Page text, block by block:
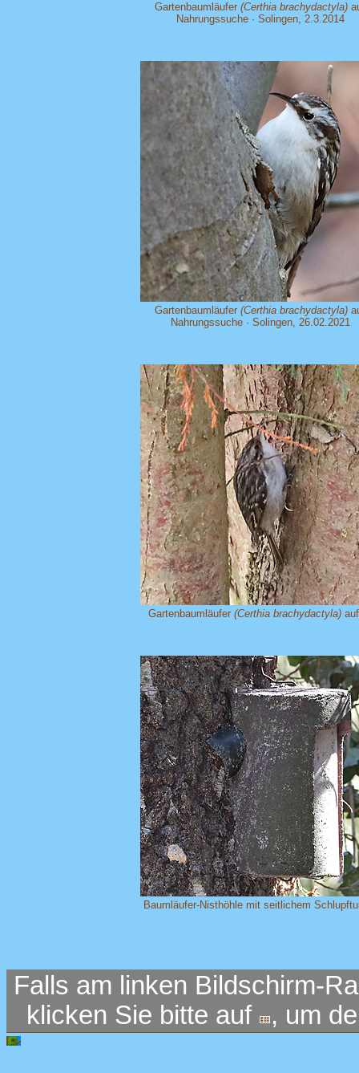
Gartenbaumläufer (Certhia brachydactyla)
Nahrungssuche · Solingen, 2.3.2014
Gartenbaumläufer (Certhia brachydactyla)
Nahrungssuche · Solingen, 26.02.2021
Gartenbaumläufer (Certhia brachydactyla)
Baumläufer-Nisthöhle mit seitlichem
Falls am linken Bildschirm-
klicken Sie bitte auf
, um